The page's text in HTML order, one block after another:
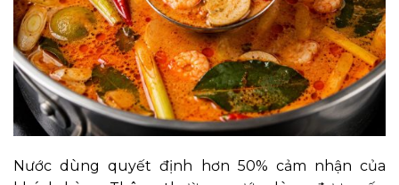
Nước dùng quyết định hơn 50% cảm nhận của